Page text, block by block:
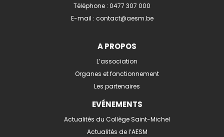
Téléphone : 0477 307 000
E-mail : contact@aesm.be
A PROPOS
L’association
Organes et fonctionnement
Les partenaires
EVÉNEMENTS
Actualités du Collège Saint-Michel
Actualités de l’AESM